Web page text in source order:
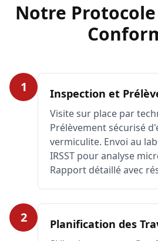
Notre
1 Inspection et
Visite sur place par
Prélèvement sécurisé
vermiculite. Envoi au
IRSST pour analyse
Rapport détaillé avec
2 Planification des